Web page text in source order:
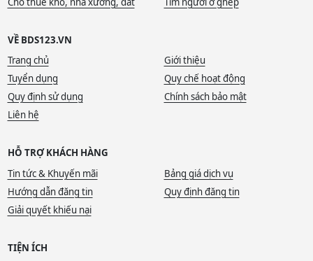
VỀ BDS123.VN
Trang chủ
Giới thiệu
Tuyển dụng
Quy chế hoạt động
Quy định sử dụng
Chính sách bảo mật
Liên hệ
HỖ TRỢ KHÁCH HÀNG
Tin tức & Khuyến mãi
Bảng giá dịch vụ
Hướng dẫn đăng tin
Quy định đăng tin
Giải quyết khiếu nại
TIỆN ÍCH